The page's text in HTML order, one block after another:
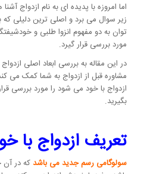
اما امروزه با پدیده ای به نام ازدواج
زیر سوال می برد و اصلی ترین دلیلی
توان به دو مفهوم انزوا طلبی و
مورد بررسی قرار گیرد.
در این مقاله به بررسی ابعاد اصلی
مشاوره قبل از ازدواج به شما کمک می
ازدواج با خود می شود را مورد بررسی
بگیرید.
تعریف ازدواج با
سولوگامی رسم جدید می باشدکه در آن